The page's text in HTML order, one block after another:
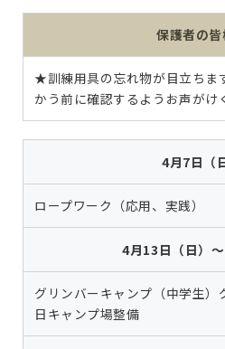
保護者の皆
★訓練用具の忘れ物が目立ちま
かう前に確認するようお声がけ
4月7日（
ロープワーク（応用、実践）
4月13日（日）
グリンバーキャンプ（中学生）
日キャンプ場整備